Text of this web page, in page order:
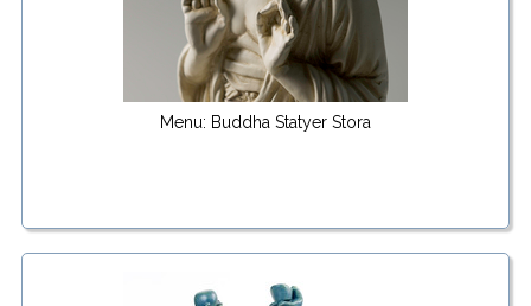
Menu: Buddha Statyer Stora